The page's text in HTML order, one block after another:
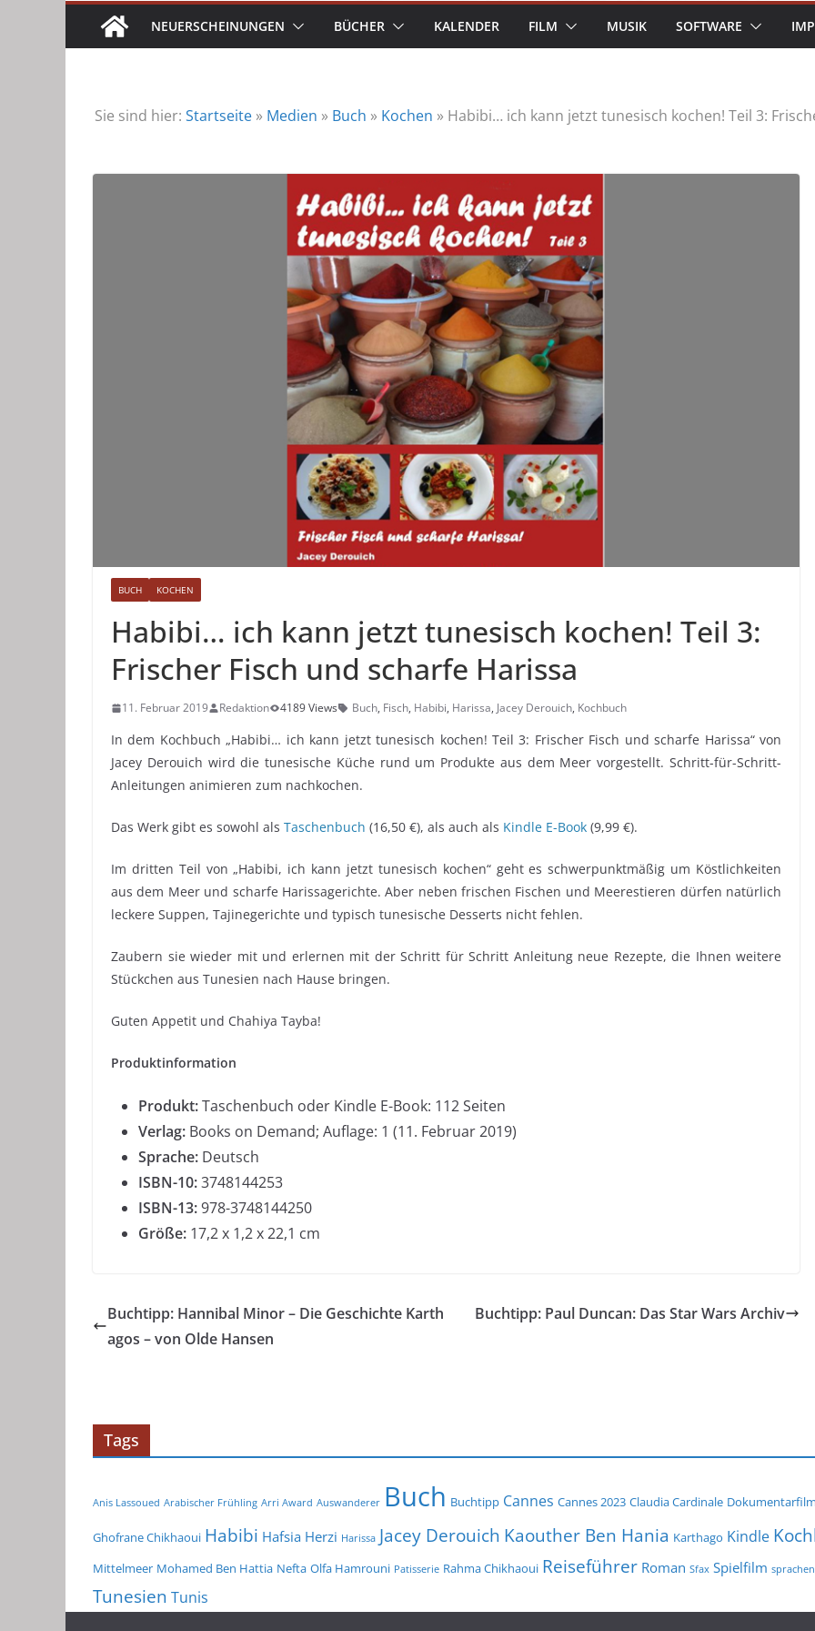
NEUERSCHEINUNGEN BÜCHER KALENDER FILM MUSIK SOFTWARE
Sie sind hier: Startseite » Medien » Buch » Kochen » Habibi… ich kann jetzt tunesisch kochen! Teil 3:
BUCH KOCHEN
Habibi… ich kann jetzt tunesisch kochen! Teil 3:
Frischer Fisch und scharfe Harissa
11. Februar 2019 Redaktion 4189 Views Buch, Fisch, Habibi, Harissa, Jacey Derouich, Kochbuch
In dem Kochbuch „Habibi… ich kann jetzt tunesisch kochen! Teil 3: Frischer Fisch und scharfe Harissa“ von
Jacey Derouich wird die tunesische Küche rund um Produkte aus dem Meer vorgestellt. Schritt-für-Schritt-
Anleitungen animieren zum nachkochen.
Das Werk gibt es sowohl als Taschenbuch (16,50 €), als auch als Kindle E-Book (9,99 €).
Im dritten Teil von „Habibi, ich kann jetzt tunesisch kochen“ geht es schwerpunktmäßig um Köstlichkeiten
aus dem Meer und scharfe Harissagerichte. Aber neben frischen Fischen und Meerestieren dürfen natürlich
leckere Suppen, Tajinegerichte und typisch tunesische Desserts nicht fehlen.
Zaubern sie wieder mit und erlernen mit der Schritt für Schritt Anleitung neue Rezepte, die Ihnen weitere
Stückchen aus Tunesien nach Hause bringen.
Guten Appetit und Chahiya Tayba!
Produktinformation
Produkt:Taschenbuch oder Kindle E-Book: 112 Seiten
Verlag: Books on Demand; Auflage: 1 (11. Februar 2019)
Sprache: Deutsch
ISBN-10:3748144253
ISBN-13:978-3748144250
Größe: 17,2 x 1,2 x 22,1 cm
Buchtipp: Hannibal Minor – Die Geschichte Karth
agos – von Olde Hansen
Buchtipp: Paul Duncan: Das Star Wars Archiv
Tags
Anis Lassoued Arabischer Frühling Arri Award Auswanderer Buch Buchtipp Cannes Cannes 2023 Claudia Cardinale Dokumentarfilm
Ghofrane Chikhaoui Habibi Hafsia Herzi Harissa Jacey Derouich Kaouther Ben Hania Karthago Kindle
Mittelmeer Mohamed Ben Hattia Nefta Olfa Hamrouni Patisserie Rahma Chikhaoui Reiseführer Roman Sfax Spielfilm
Tunesien Tunis